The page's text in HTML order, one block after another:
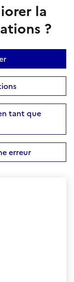
la
?
tant que
erreur